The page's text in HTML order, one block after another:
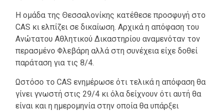
Η ομάδα της Θεσσαλονίκης κατέθεσε προσφυγή στο
CAS κι ελπίζει σε δικαίωση. Αρχικά η απόφαση του
Ανώτατου Αθλητικού Δικαστηρίου αναμενόταν τον
περασμένο Φλεβάρη αλλά στη συνέχεια είχε δοθεί
παράταση για τις 8/4.
Ωστόσο το CAS ενημέρωσε ότι τελικά η απόφαση θα
γίνει γνωστή στις 29/4 κι όλα δείχνουν ότι αυτή θα
είναι και η ημερομηνία στην οποία θα υπάρξει